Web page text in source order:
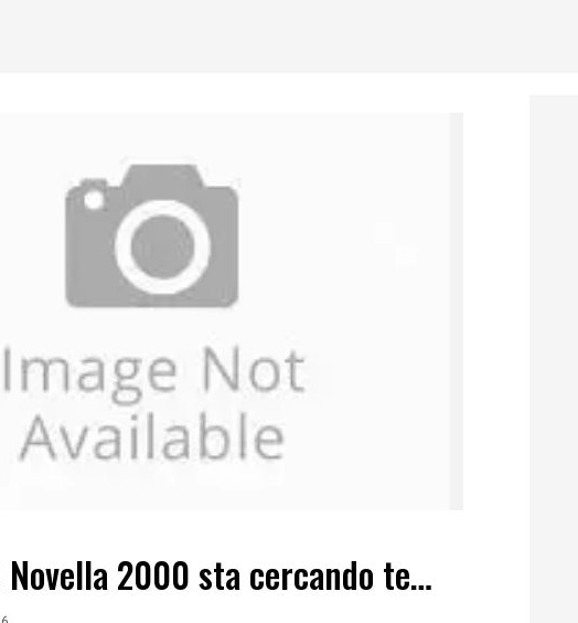
2000 sta cercando te…